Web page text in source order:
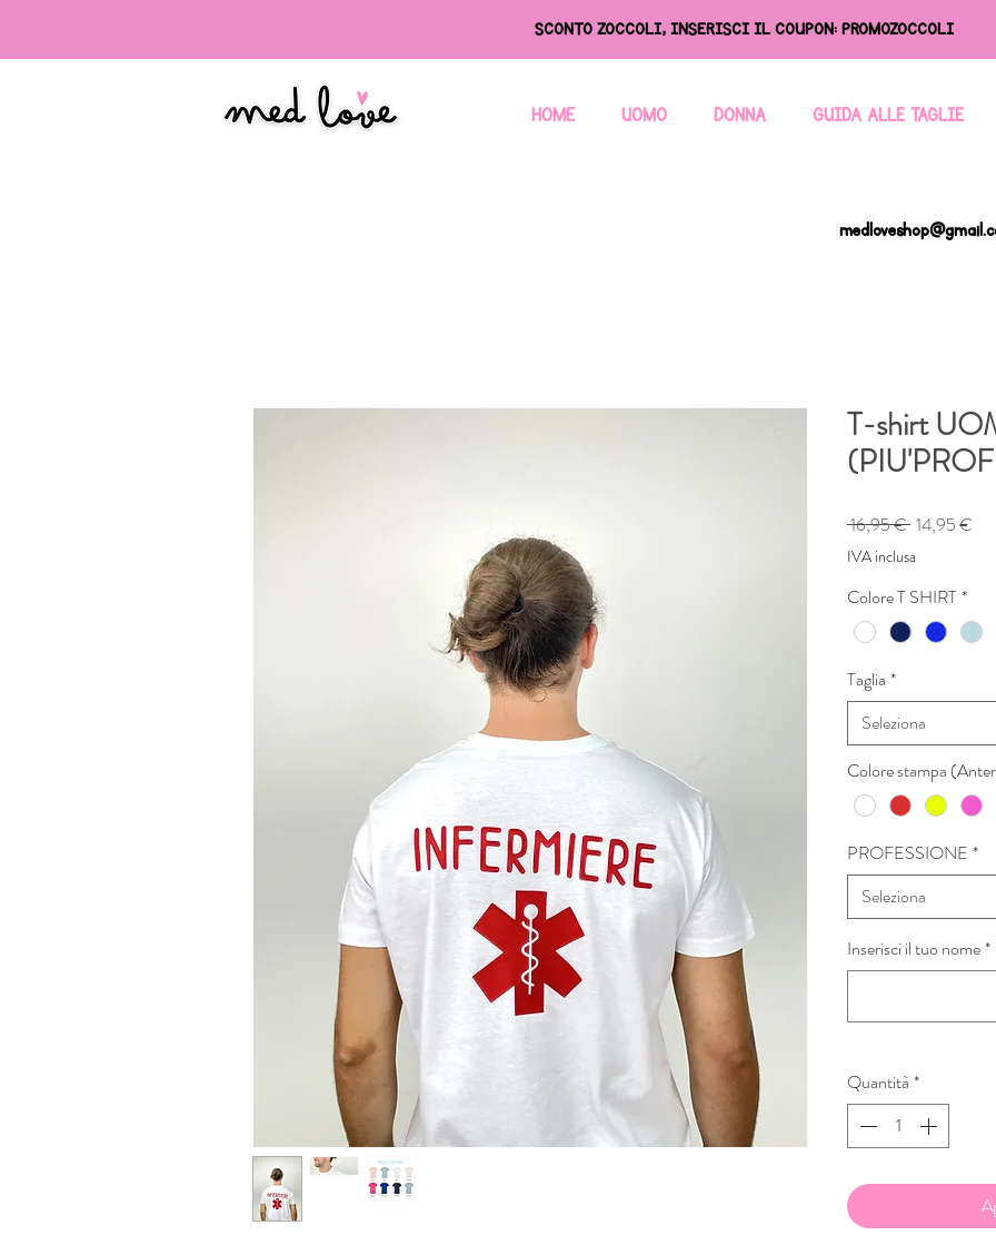
SCONTO ZOCCOLI, INSERISCI IL COUPON: PROMOZOCCOLI
HOME UOMO DONNA GUIDA ALLE TAGLIE
T-shirt
16,95 € Prezzo
14,95 €
IVA inclusa
Colore T SHIRT*
Taglia *
Seleziona
Colore stampa
PROFESSIONE *
Seleziona
Inserisci il tuo nome*
Quantità *